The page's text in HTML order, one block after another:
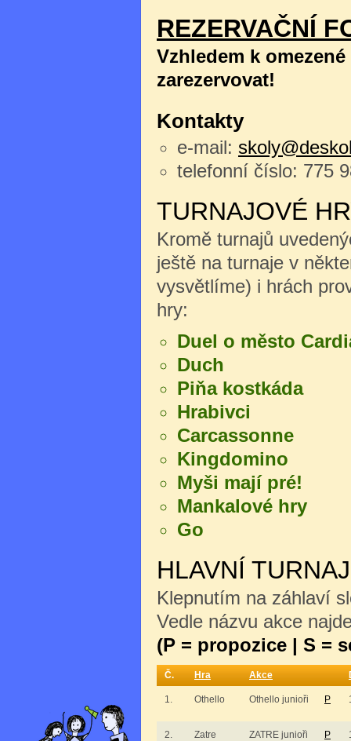
REZERVAČNÍ
Vzhledem k
zarezervovat!
Kontakty
e-mail:
telefonní číslo: 775
TURNAJOVÉ
Kromě turnajů
ještě na turnaje v
vysvětlíme) i hrách
hry:
Duel o město
Duch
Piňa kostkáda
Hrabivci
Carcassonne
Kingdomino
Myši mají pré!
Mankalové hry
Go
HLAVNÍ
Klepnutím na záhlaví
Vedle názvu akce
(P = propozice | S =
Č. Hra Akce
1. Othello Othello junioři P
2. Zatre ZATRE junioři P